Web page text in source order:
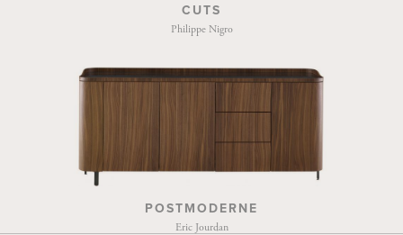
CUTS
Philippe Nigro
POSTMODERNE
Eric Jourdan